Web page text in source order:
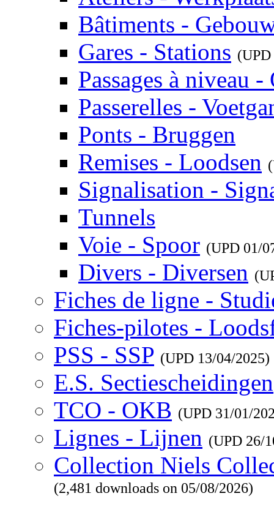
Bâtiments -
Gares - Stations (UPD
Passages à niveau
Passerelles -
Ponts - Bruggen
Remises - Loodsen
Signalisation -
Tunnels
Voie - Spoor (UPD 01/
Divers - Diversen
Fiches de ligne -
Fiches-pilotes -
PSS - SSP (UPD 13/04/2025)
E.S. Sectiescheidingen
TCO - OKB (UPD 31/01/
Lignes - Lijnen (UPD 26/
Collection Niels
(2,481 downloads on 05/08/2026)